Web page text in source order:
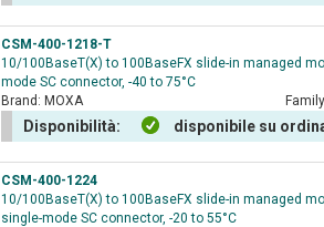
CSM-400-1218-T
10/100BaseT(X) to 100BaseFX slide-in managed
mode SC connector, -40 to 75°C
Brand: MOXA
Disponibilità: disponibile su
CSM-400-1224
10/100BaseT(X) to 100BaseFX slide-in managed
single-mode SC connector, -20 to 55°C